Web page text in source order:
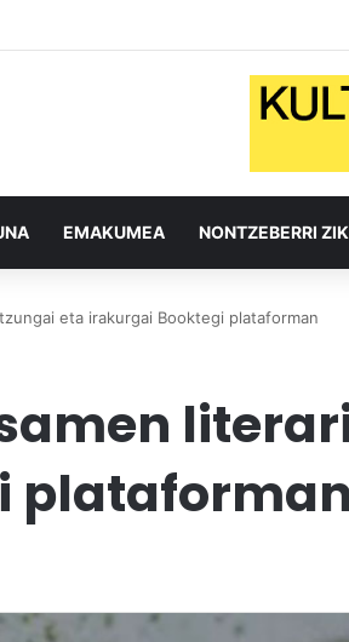
EMAKUMEA NONTZEBERRI
eta irakurgai Booktegi plataforman
plataforman